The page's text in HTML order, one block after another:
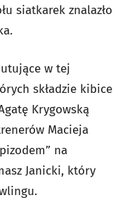
siatkarek znalazło
w tej
składzie kibice
Krygowską
Macieja
na
Janicki, który